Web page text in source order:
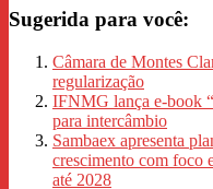
Sugerida para você:
Câmara de Montes
regularização
IFNMG lança e-book
para intercâmbio
Sambaex apresenta
crescimento com foco
até 2028